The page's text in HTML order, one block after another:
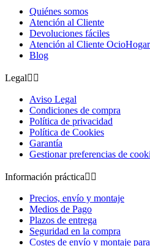
Quiénes somos
Atención al Cliente
Devoluciones fáciles
Atención al Cliente OcioHogar
Blog
Legal 
Aviso Legal
Condiciones de compra
Política de privacidad
Política de Cookies
Garantía
Gestionar preferencias de
Información práctica 
Precios, envío y montaje
Medios de Pago
Plazos de entrega
Seguridad en la compra
Costes de envío y montaje